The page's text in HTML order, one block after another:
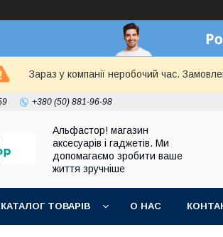
Зараз у компанії неробочий час.
+380 (50) 881-96-98
Альфастор! магазин
аксесуарів і гаджетів. Ми
допомагаємо зробити ваше
життя зручніше
КАТАЛОГ ТОВАРІВ О НАС